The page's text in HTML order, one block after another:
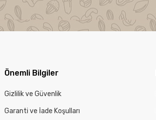
Önemli Bilgiler
Gizlilik ve Güvenlik
Garanti ve İade Koşulları